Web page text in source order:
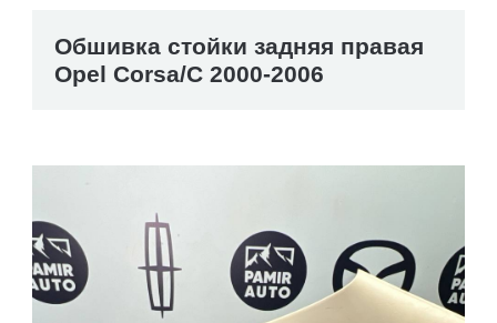
Обшивка стойки задняя правая
Opel Corsa/C 2000-2006